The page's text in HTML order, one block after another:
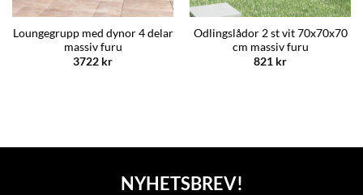
Loungegrupp med dynor 4 delar
massiv furu
3722 kr
Odlingslådor 2 st vit 70x70x70
cm massiv furu
821 kr
NYHETSBREV!